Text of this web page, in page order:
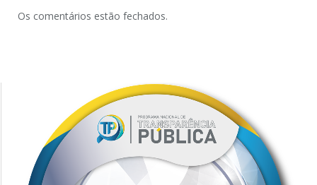
Os comentários estão fechados.